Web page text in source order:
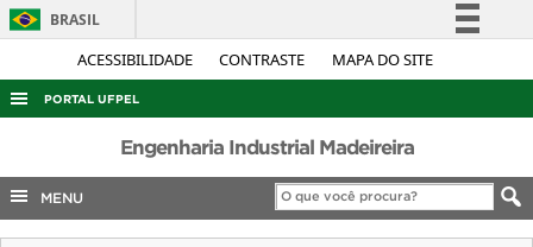
ACESSIBILIDADE CONTRASTE MAPA DO SITE
BRASIL
Simplifique!
Legislação
Canais
PORTAL UFPEL
ACESSO À INFORMAÇÃO
AUDITORIA
COBALTO
Engenharia Industrial Madeireira
MENU